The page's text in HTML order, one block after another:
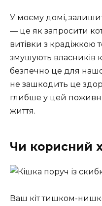
У моєму домі,
— це як запросити
витівки з крадіжкою
змушують власників
безпечно це для
не зашкодить це
глибше у цей
життя.
Чи корисний
Ваш кіт тишком-